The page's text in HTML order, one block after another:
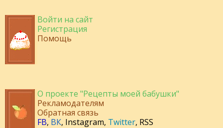
Войти на сайт
Регистрация
Помощь
О проекте "Рецепты моей бабушки"
Рекламодателям
Обратная связь
FB, ВК, Instagram, Twitter, RSS